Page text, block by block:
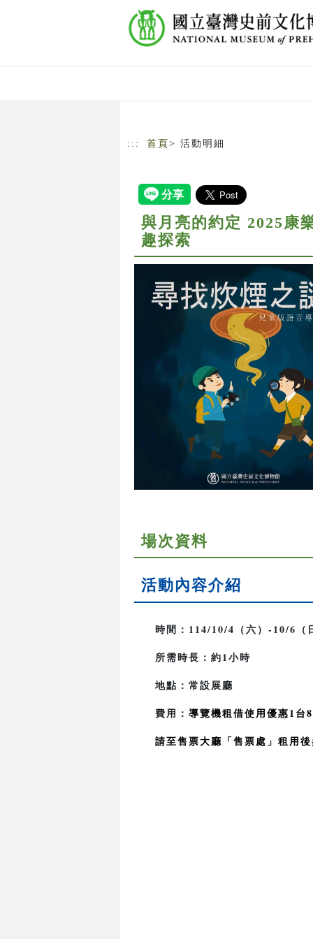
::: 首頁 > 活動明細
與月亮的約定 2025康
趣探索
場次資料
活動內容介紹
時間：114/10/4（六）-10/6（
所需時長：約1小時
地點：常設展廳
費用： 導覽機租借使用優惠1台
請至售票大廳「售票處」租用